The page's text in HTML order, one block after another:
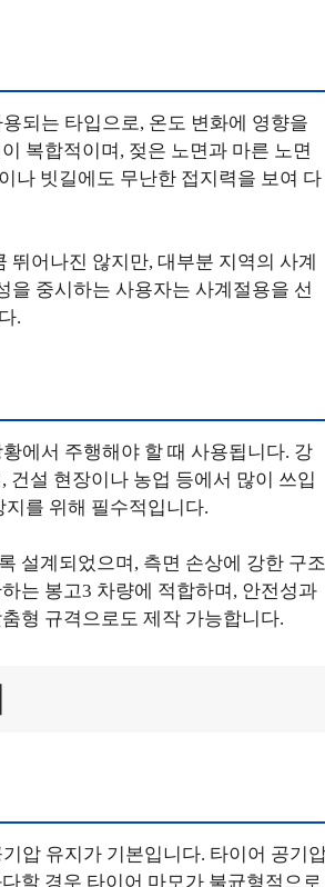
되는 타입으로, 온도 변화에 영향을
복합적이며, 젖은 노면과 마른 노면
나 빗길에도 무난한 접지력을 보여 다
어나진 않지만, 대부분 지역의 사계
을 중시하는 사용자는 사계절용을 선
.
에서 주행해야 할 때 사용됩니다. 강
건설 현장이나 농업 등에서 많이 쓰입
를 위해 필수적입니다.
설계되었으며, 측면 손상에 강한 구조
는 봉고3 차량에 적합하며, 안전성과
형 규격으로도 제작 가능합니다.
압 유지가 기본입니다. 타이어 공기
할 경우 타이어 마모가 불균형적으로